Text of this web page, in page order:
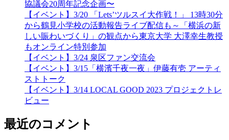
協議会20周年記念企画〜
【イベント】3/20 「Lets’ツルスイ大作戦！」 13時30分
から鶴見小学校の活動報告ライブ配信も～「横浜の新
しい賑わいづくり」の観点から東京大学 大澤幸生教授
もオンライン特別参加
【イベント】3/24 泉区ファン交流会
【イベント】3/15「横濱千夜一夜」伊藤有壱 アーティ
ストトーク
【イベント】3/14 LOCAL GOOD 2023 プロジェクトレ
ビュー
最近のコメント